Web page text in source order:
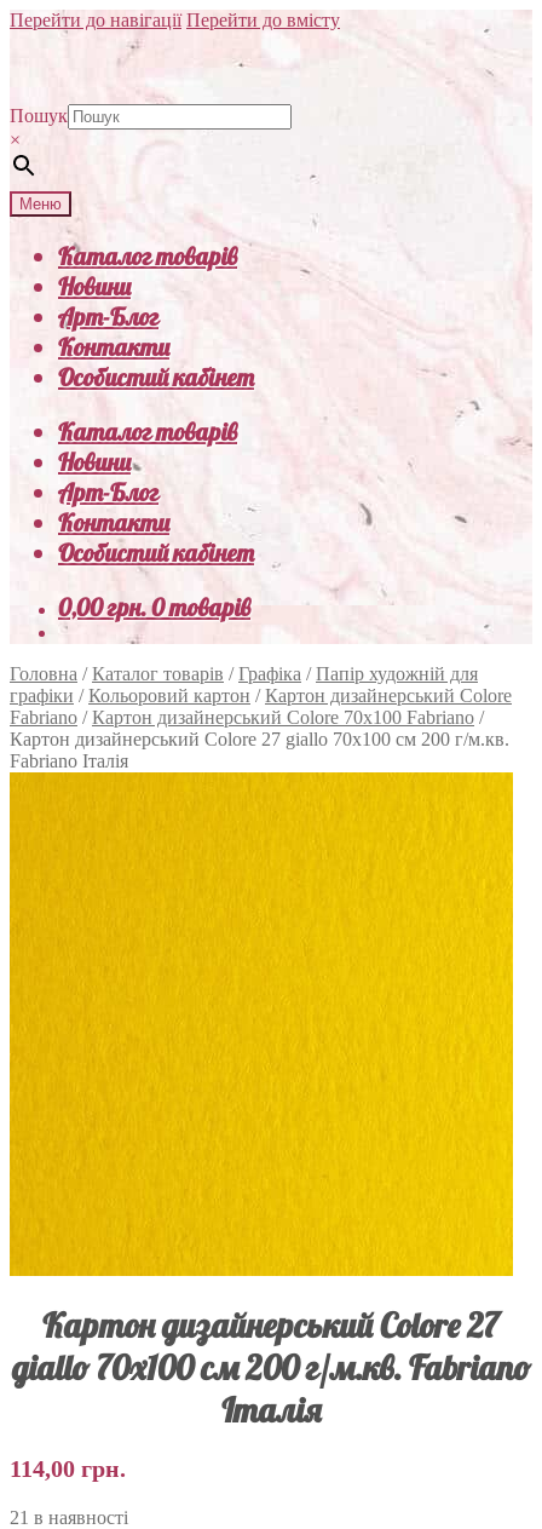
Перейти до навігації Перейти до вмісту
Пошук
×
Меню
Каталог товарів
Новини
Арт-Блог
Контакти
Особистий кабінет
Каталог товарів
Новини
Арт-Блог
Контакти
Особистий кабінет
0,00грн.0 товарів
Головна /Каталог товарів /Графіка /Папір художній для
графіки /Кольоровий картон /Картон дизайнерський Colore
Fabriano /Картон дизайнерський Colore 70х100 Fabriano /
Картон дизайнерський Colore 27 giallo 70х100 см 200 г/м.кв.
Fabriano Італія
Картон дизайнерський Colore 27
giallo 70х100 см 200 г/м.кв. Fabriano
Італія
114,00 грн.
21 в наявності